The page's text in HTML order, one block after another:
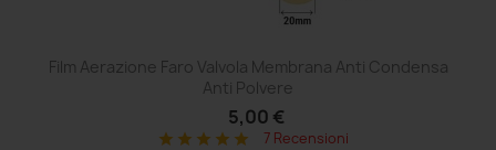
Film Aerazione Faro Valvola Membrana Anti Condensa
Anti Polvere
5,00 €
star star star star star 7 Recensioni